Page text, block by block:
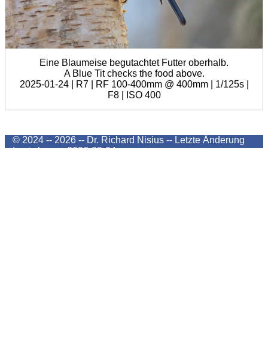
Eine Blaumeise begutachtet Futter oberhalb.
A Blue Tit checks the food above.
2025-01-24 | R7 | RF 100-400mm @ 400mm | 1/125s |
F8 | ISO 400
© 2024 -- 2026 -- Dr. Richard Nisius -- Letzte Änderung
Last change2026-08-04